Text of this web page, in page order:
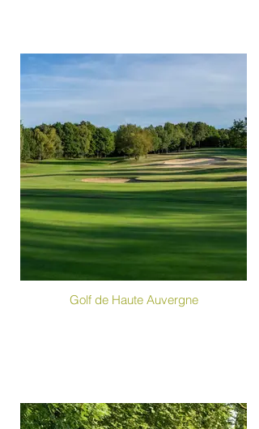
Golf de Haute Auvergne